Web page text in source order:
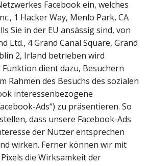
Facebook ein, welches
1 Hacker Way, Menlo Park, CA
Sie in der EU ansässig sind, von
Ltd., 4 Grand Canal Square, Grand
2, Irland betrieben wird
Funktion dient dazu, Besuchern
Rahmen des Besuchs des sozialen
interessenbezogene
Ads“) zu präsentieren. So
dass unsere Facebook-Ads
der Nutzer entsprechen
wirken. Ferner können wir mit
die Wirksamkeit der